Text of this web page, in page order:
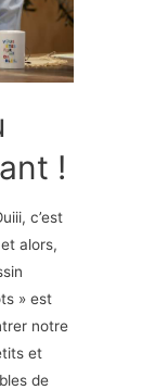
!
c’est
alors,
» est
notre
et
de